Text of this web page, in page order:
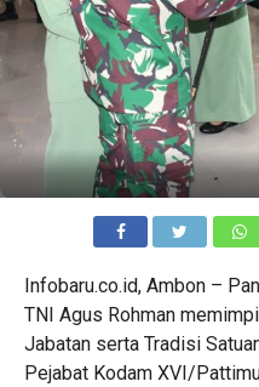
Infobaru.co.id, Ambon –
TNI Agus Rohman
Jabatan serta Tradisi
Pejabat Kodam XVI/